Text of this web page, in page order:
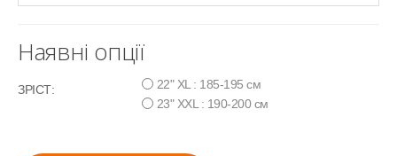
Наявні опції
ЗРІСТ:
22" XL : 185-195 см
23" XXL : 190-200 см